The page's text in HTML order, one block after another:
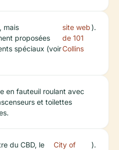
mais
proposées
spéciaux (voir
site web
de 101
Collins
).
en fauteuil roulant avec
et toilettes
du CBD, le
City of
).